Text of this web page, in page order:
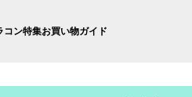
コン特集お買い物ガイド